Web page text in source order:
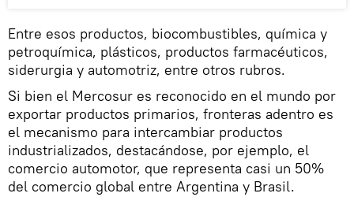
Entre esos productos, biocombustibles, química y
petroquímica, plásticos, productos farmacéuticos,
siderurgia y automotriz, entre otros rubros.
Si bien el Mercosur es reconocido en el mundo por
exportar productos primarios, fronteras adentro es
el mecanismo para intercambiar productos
industrializados, destacándose, por ejemplo, el
comercio automotor, que representa casi un 50%
del comercio global entre Argentina y Brasil.